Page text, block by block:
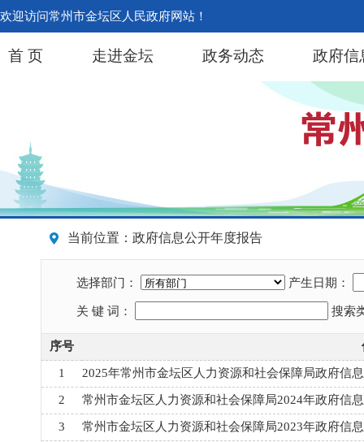
欢迎访问常州市金坛区人民政府网站！
首 页 走进金坛 政务动态 政府信
当前位置：政府信息公开年度报告
选择部门： 产生日期：
关 键 词： 搜索